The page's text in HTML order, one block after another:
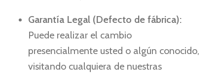
Garantía Legal (Defecto de fábrica):
Puede realizar el cambio
presencialmente usted o algún conocido,
visitando cualquiera de nuestras